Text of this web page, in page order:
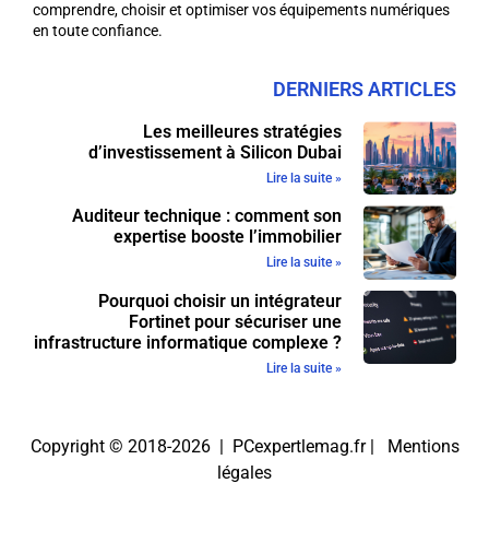
comprendre, choisir et optimiser vos équipements numériques
en toute confiance.
DERNIERS ARTICLES
Les meilleures stratégies
d’investissement à Silicon Dubai
Lire la suite »
Auditeur technique : comment son
expertise booste l’immobilier
Lire la suite »
Pourquoi choisir un intégrateur
Fortinet pour sécuriser une
infrastructure informatique complexe ?
Lire la suite »
Copyright © 2018-2026 | PCexpertlemag.fr | Mentions
légales